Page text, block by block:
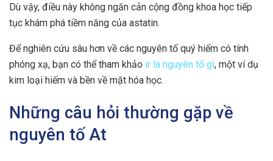
Dù vậy, điều này không ngăn cản cộng đồng khoa học tiếp
tục khám phá tiềm năng của astatin.
Để nghiên cứu sâu hơn về các nguyên tố quý hiếm có tính
phóng xạ, bạn có thể tham khảo ir là nguyên tố gì, một ví dụ
kim loại hiếm và bền về mặt hóa học.
Những câu hỏi thường gặp về
nguyên tố At